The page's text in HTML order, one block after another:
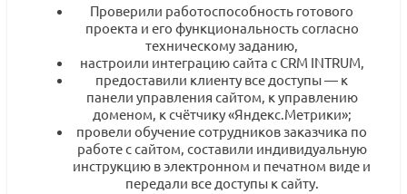
Проверили работоспособность готового
проекта и его функциональность согласно
техническому заданию,
настроили интеграцию сайта с CRM INTRUM,
предоставили клиенту все доступы — к
панели управления сайтом, к управлению
доменом, к счётчику «Яндекс.Метрики»;
провели обучение сотрудников заказчика по
работе с сайтом, составили индивидуальную
инструкцию в электронном и печатном виде и
передали все доступы к сайту.